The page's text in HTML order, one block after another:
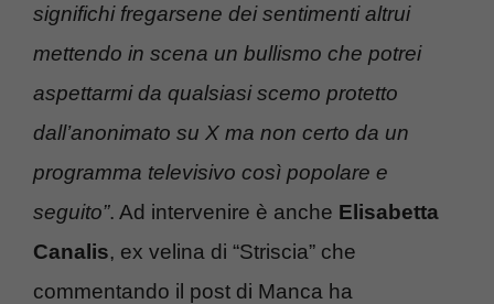
significhi fregarsene dei sentimenti altrui
mettendo in scena un bullismo che potrei
aspettarmi da qualsiasi scemo protetto
dall’anonimato su X ma non certo da un
programma televisivo così popolare e
seguito”. Ad intervenire è anche Elisabetta
Canalis, ex velina di “Striscia” che
commentando il post di Manca ha